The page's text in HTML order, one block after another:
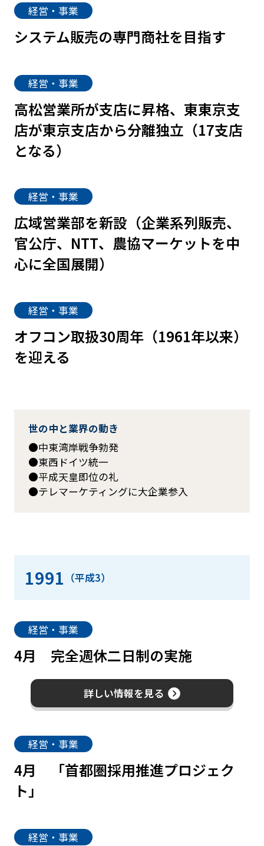
経営・事業
システム販売の専門商社を目指す
経営・事業
高松営業所が支店に昇格、東東京支
店が東京支店から分離独立（17支店
となる）
経営・事業
広域営業部を新設（企業系列販売、
官公庁、NTT、農協マーケットを中
心に全国展開）
経営・事業
オフコン取扱30周年（1961年以来）
を迎える
世の中と業界の動き
中東湾岸戦争勃発
東西ドイツ統一
平成天皇即位の礼
テレマーケティングに大企業参入
1991 （平成3）
経営・事業
4月 完全週休二日制の実施
詳しい情報を見る
経営・事業
4月
「首都圏採用推進プロジェク
ト」
経営・事業